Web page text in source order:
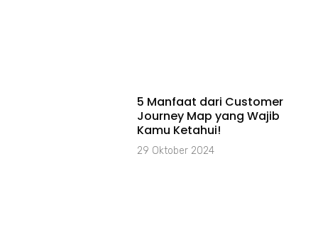
5 Manfaat dari Customer
Journey Map yang Wajib
Kamu Ketahui!
29 Oktober 2024